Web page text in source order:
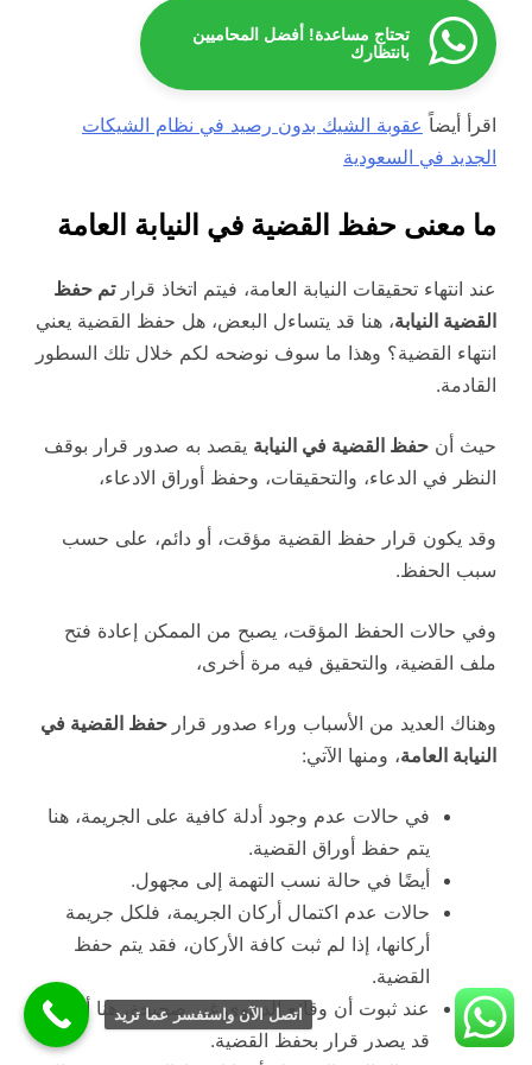
تحتاج مساعدة! أفضل المحاميين
بانتظارك
اقرأ أيضاً عقوبة الشيك بدون رصيد في نظام الشيكات
الجديد في السعودية
ما معنى حفظ القضية في النيابة العامة
عند انتهاء تحقيقات النيابة العامة، فيتم اتخاذ قرارتم حفظ
القضية النيابة، هنا قد يتساءل البعض، هل حفظ القضية يعني
انتهاء القضية؟ وهذا ما سوف نوضحه لكم خلال تلك السطور
القادمة.
حيث أن حفظ القضية في النيابة يقصد به صدور قرار بوقف
النظر في الدعاء، والتحقيقات، وحفظ أوراق الادعاء،
وقد يكون قرار حفظ القضية مؤقت، أو دائم، على حسب
سبب الحفظ.
وفي حالات الحفظ المؤقت، يصبح من الممكن إعادة فتح
ملف القضية، والتحقيق فيه مرة أخرى،
وهناك العديد من الأسباب وراء صدور قرار حفظ القضية في
النيابة العامة، ومنها الآتي:
في حالات عدم وجود أدلة كافية على الجريمة، هنا
يتم حفظ أوراق القضية.
أيضًا في حالة نسب التهمة إلى مجهول.
حالات عدم اكتمال أركان الجريمة، فلكل جريمة
أركانها، إذا لم ثبت كافة الأركان، فقد يتم حفظ
القضية.
عند ثبوت أن وقائع الدعوى غير صحيحة، هنا أيضًا
قد يصدر قرار بحفظ القضية.
اتصل الآن واستفسر عما تريد